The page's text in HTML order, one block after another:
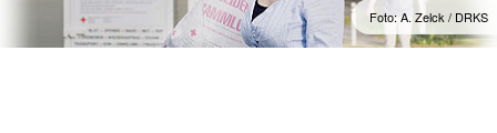
Foto: A. Zelck / DRKS